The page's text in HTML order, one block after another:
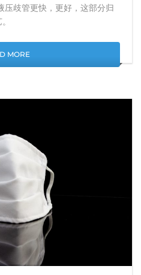
压歧管更快，更好，这部分归
MORE